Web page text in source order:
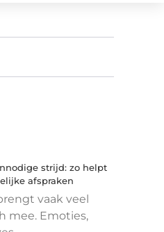
strijd: zo helpt
afspraken
vaak veel
mee. Emoties,